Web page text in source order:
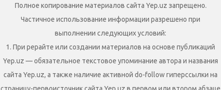
Полное копирование материалов сайта Yep.uz запрещено.
Частичное использование информации разрешено при
выполнении следующих условий:
1. При рерайте или создании материалов на основе публикаций
Yep.uz — обязательное текстовое упоминание автора и названия
сайта Yep.uz, а также наличие активной do-follow гиперссылки на